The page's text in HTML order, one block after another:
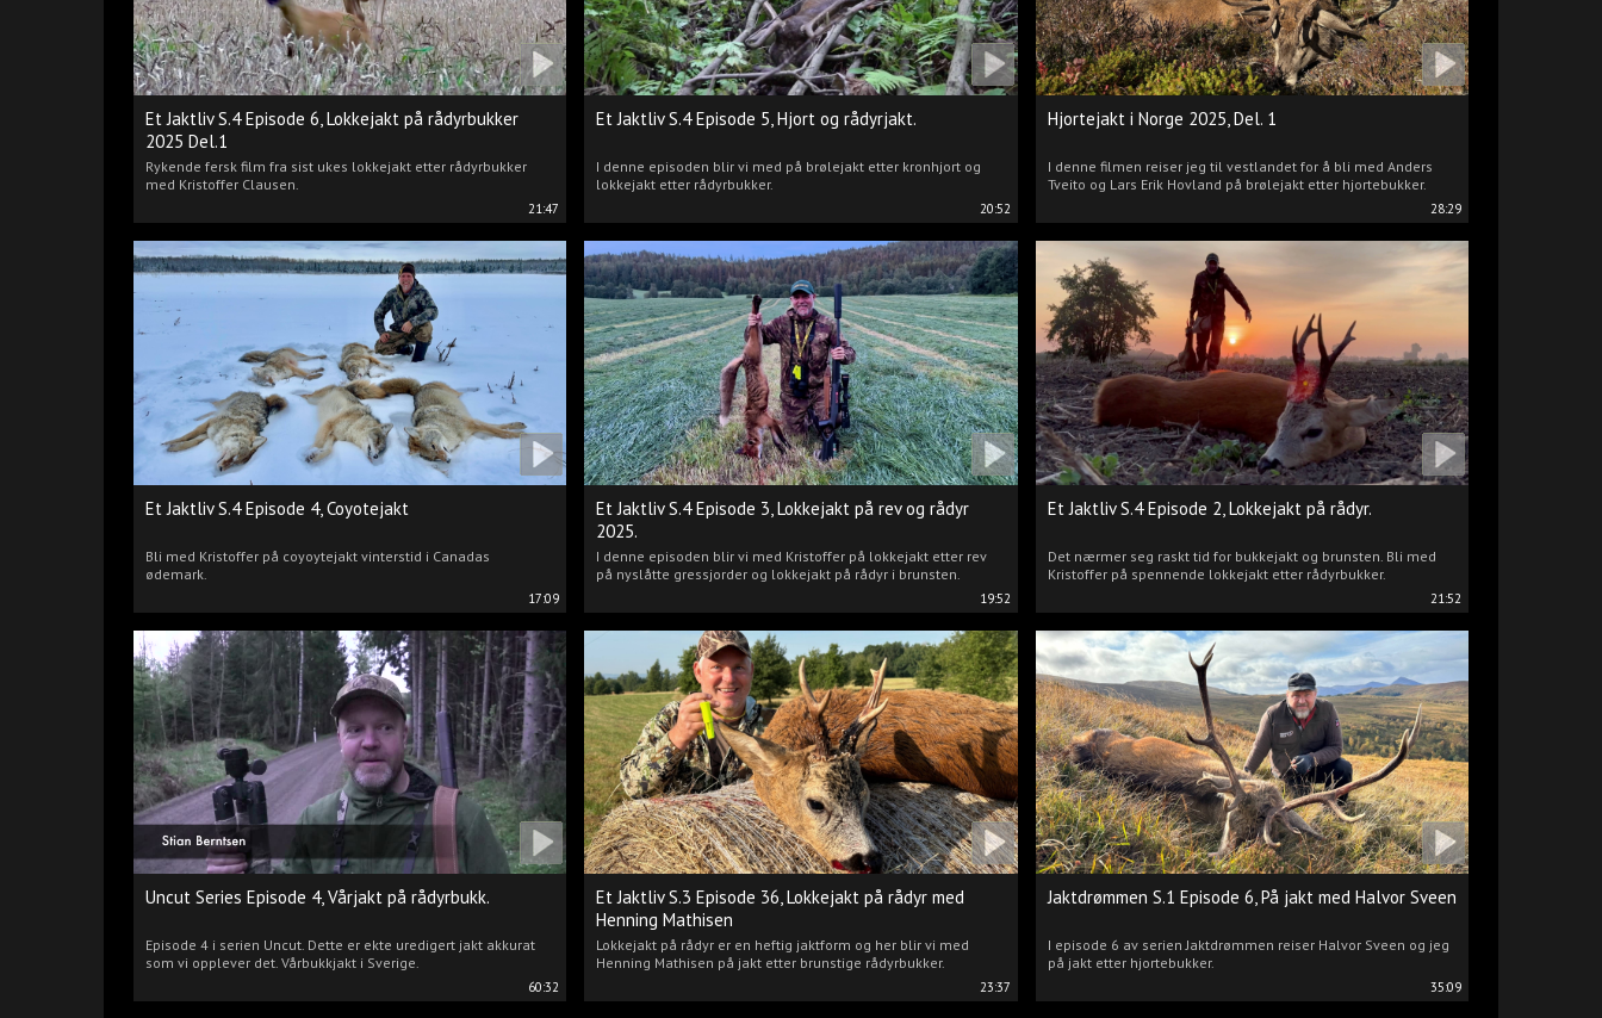
21:47
Et Jaktliv S.4 Episode 6, Lokkejakt på rådyrbukker
2025 Del.1
Rykende fersk film fra sist ukes lokkejakt etter rådyrbukker
med Kristoffer Clausen.
20:52
Et Jaktliv S.4 Episode 5, Hjort og rådyrjakt.
I denne episoden blir vi med på brølejakt etter kronhjort og
lokkejakt etter rådyrbukker.
28:29
Hjortejakt i Norge 2025, Del. 1
I denne filmen reiser jeg til vestlandet for å bli med Anders
Tveito og Lars Erik Hovland på brølejakt etter hjortebukker.
17:09
Et Jaktliv S.4 Episode 4, Coyotejakt
Bli med Kristoffer på coyoytejakt vinterstid i Canadas
ødemark.
19:52
Et Jaktliv S.4 Episode 3, Lokkejakt på rev og rådyr
2025.
I denne episoden blir vi med Kristoffer på lokkejakt etter rev
på nyslåtte gressjorder og lokkejakt på rådyr i brunsten.
21:52
Et Jaktliv S.4 Episode 2, Lokkejakt på rådyr.
Det nærmer seg raskt tid for bukkejakt og brunsten. Bli med
Kristoffer på spennende lokkejakt etter rådyrbukker.
60:32
Uncut Series Episode 4, Vårjakt på rådyrbukk.
Episode 4 i serien Uncut. Dette er ekte uredigert jakt akkurat
som vi opplever det. Vårbukkjakt i Sverige.
23:37
Et Jaktliv S.3 Episode 36, Lokkejakt på rådyr med
Henning Mathisen
Lokkejakt på rådyr er en heftig jaktform og her blir vi med
Henning Mathisen på jakt etter brunstige rådyrbukker.
35:09
Jaktdrømmen S.1 Episode 6, På jakt med Halvor Sveen
I episode 6 av serien Jaktdrømmen reiser Halvor Sveen og jeg
på jakt etter hjortebukker.